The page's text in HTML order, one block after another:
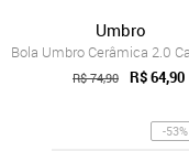
Umbro
R$ 74,90 R$ 64,90
-53%